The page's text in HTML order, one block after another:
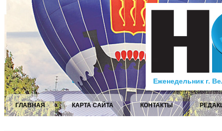
Еженедельник г.
ГЛАВНАЯ КАРТА САЙТА КОНТАКТЫ